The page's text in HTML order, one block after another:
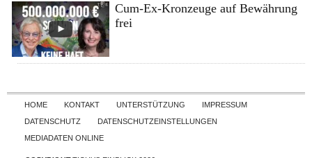
Cum-Ex-Kronzeuge auf Bewährung
frei
Skip to content
HOME KONTAKT UNTERSTÜTZUNG
IMPRESSUM
DATENSCHUTZ
DATENSCHUTZEINSTELLUNGEN
MEDIADATEN ONLINE